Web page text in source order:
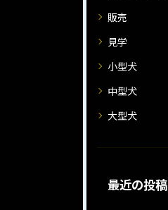
販売
見学
小型犬
中型犬
大型犬
最近の投稿